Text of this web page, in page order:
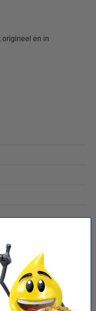
origineel en in
zwart +